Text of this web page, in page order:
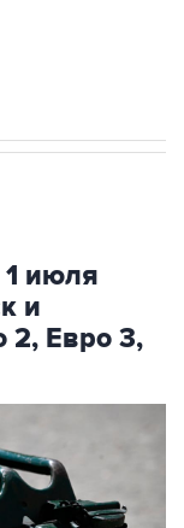
июля
и
2, Евро 3,